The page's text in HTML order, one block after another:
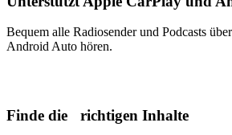
Bequem alle Radiosender und Podcasts
Android Auto hören.
Finde die richtigen Inhalte